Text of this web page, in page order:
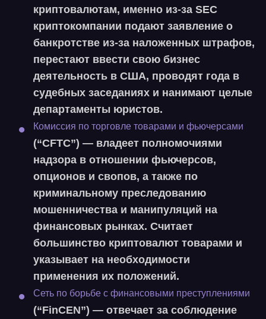
криптовалютам, именно из-за SEC
криптокомпании подают заявление о
банкротстве из-за наложенных штрафов,
перестают ввести свою бизнес
деятельность в США, проводят года в
судебных заседаниях и нанимают целые
департаменты юристов.
Комиссия по торговле товарами и фьючерсами
(“CFTC”) — владеет полномочиями
надзора в отношении фьючерсов,
опционов и свопов, а также по
криминальному преследованию
мошенничества и манипуляций на
финансовых рынках. Считает
большинство криптовалют товарами и
указывает на необходимости
применения их положений.
Сеть по борьбе с финансовыми преступлениями
(“FinCEN”) — отвечает за соблюдение